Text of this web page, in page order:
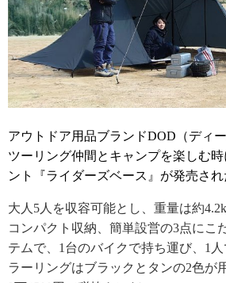
アウトドア用品ブランドDOD（ディ
ツーリング仲間とキャンプを楽しむ
ント『ライダーズベース』が発売され
大人5人を収容可能とし、重量は約
コンパクト収納、簡単設営の3点にこ
テムで、1台のバイクで持ち運び、1
ラーリングはブラックとタンの2色が